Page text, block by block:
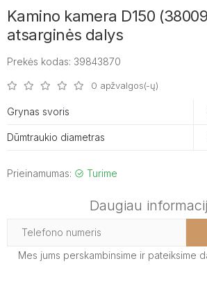
Kamino kamera D150
atsarginės dalys
Prekės kodas: 39843870
0 apžvalgos(-ų)
Grynas svoris
Dūmtraukio diametras
Prieinamumas: Turime
Daugiau
Mes jums perskambinsime ir pateiksime